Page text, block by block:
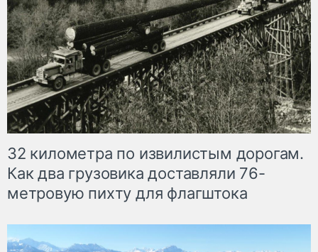
32 километра по извилистым дорогам.
Как два грузовика доставляли 76-
метровую пихту для флагштока